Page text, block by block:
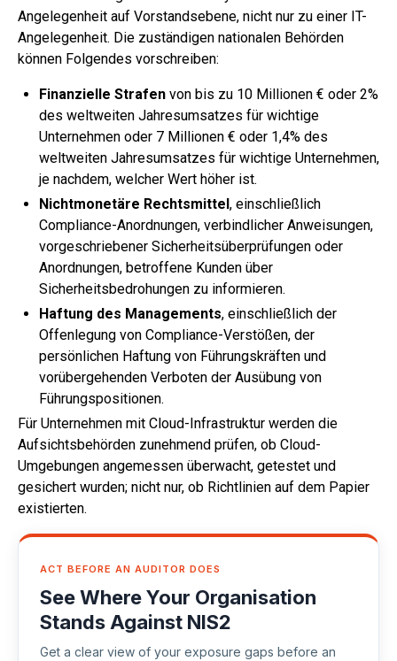
Angelegenheit auf Vorstandsebene, nicht nur zu einer IT-
Angelegenheit. Die zuständigen nationalen Behörden
können Folgendes vorschreiben:
Finanzielle Strafen von bis zu 10 Millionen € oder 2%
des weltweiten Jahresumsatzes für wichtige
Unternehmen oder 7 Millionen € oder 1,4% des
weltweiten Jahresumsatzes für wichtige Unternehmen,
je nachdem, welcher Wert höher ist.
Nichtmonetäre Rechtsmittel , einschließlich
Compliance-Anordnungen, verbindlicher Anweisungen,
vorgeschriebener Sicherheitsüberprüfungen oder
Anordnungen, betroffene Kunden über
Sicherheitsbedrohungen zu informieren.
Haftung des Managements, einschließlich der
Offenlegung von Compliance-Verstößen, der
persönlichen Haftung von Führungskräften und
vorübergehenden Verboten der Ausübung von
Führungspositionen.
Für Unternehmen mit Cloud-Infrastruktur werden die
Aufsichtsbehörden zunehmend prüfen, ob Cloud-
Umgebungen angemessen überwacht, getestet und
gesichert wurden; nicht nur, ob Richtlinien auf dem Papier
existierten.
ACT BEFORE AN AUDITOR DOES
See Where Your Organisation
Stands Against NIS2
Get a clear view of your exposure gaps before an